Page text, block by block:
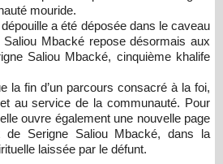
mouride.
a été déposée dans le caveau
Mbacké repose désormais aux
Saliou Mbacké, cinquième khalife
la fin d’un parcours consacré à la foi,
au service de la communauté. Pour
ouvre également une nouvelle page
de Serigne Saliou Mbacké, dans la
laissée par le défunt.